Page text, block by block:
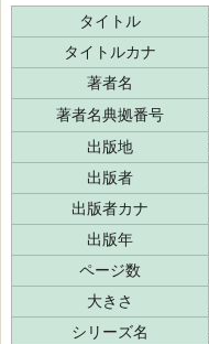
タイトル
タイトルカナ
著者名
著者名典拠番号
出版地
出版者
出版者カナ
出版年
ページ数
大きさ
シリーズ名